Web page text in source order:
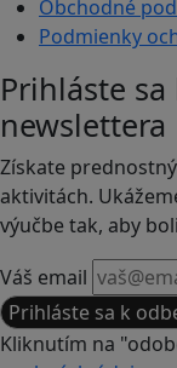
Obchodné
Podmienky
Prihláste
newslettera
Získate
aktivitách.
výučbe tak, aby
Váš email
Prihláste sa k
Kliknutím na